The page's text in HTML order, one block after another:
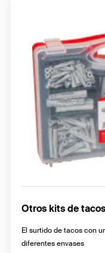
Otros kits de tacos
El surtido de tacos con
diferentes envases